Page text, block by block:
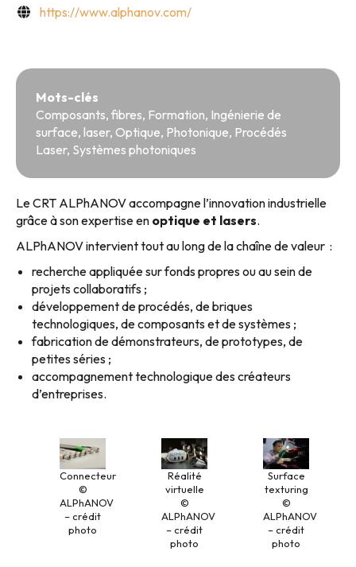
https://www.alphanov.com/
Mots-clés
Composants, fibres, Formation, Ingénierie de
surface, laser, Optique, Photonique, Procédés
Laser, Systèmes photoniques
Le CRT ALPhANOV accompagne l’innovation industrielle
grâce à son expertise en optique et lasers.
ALPhANOV intervient tout au long de la chaîne de valeur :
recherche appliquée sur fonds propres ou au sein de
projets collaboratifs ;
développement de procédés, de briques
technologiques, de composants et de systèmes ;
fabrication de démonstrateurs, de prototypes, de
petites séries ;
accompagnement technologique des créateurs
d’entreprises.
Connecteur
©
ALPhANOV
– crédit
photo
Réalité
virtuelle
©
ALPhANOV
– crédit
photo
Surface
texturing
©
ALPhANOV
– crédit
photo